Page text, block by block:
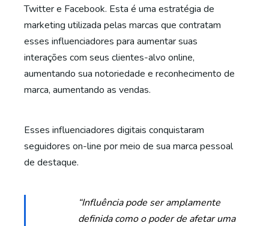
Twitter e Facebook. Esta é uma estratégia de
marketing utilizada pelas marcas que contratam
esses influenciadores para aumentar suas
interações com seus clientes-alvo online,
aumentando sua notoriedade e reconhecimento de
marca, aumentando as vendas.
Esses influenciadores digitais conquistaram
seguidores on-line por meio de sua marca pessoal
de destaque.
“Influência pode ser amplamente
definida como o poder de afetar uma